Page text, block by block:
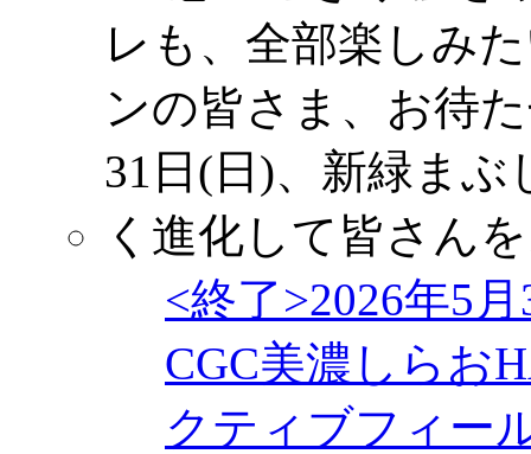
<終了>2026年5
CGC美濃しらお
クティブフィー